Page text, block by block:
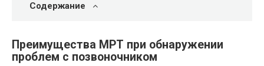
Содержание
Преимущества МРТ при обнаружении
проблем с позвоночником